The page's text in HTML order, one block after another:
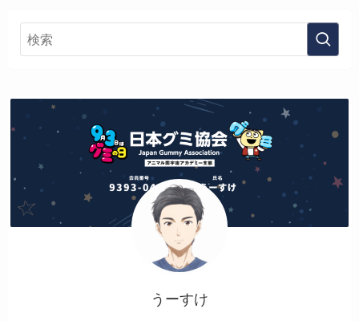
うーすけ